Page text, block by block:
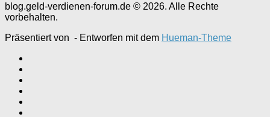
blog.geld-verdienen-forum.de © 2026. Alle Rechte
vorbehalten.
Präsentiert von - Entworfen mit dem Hueman-Theme